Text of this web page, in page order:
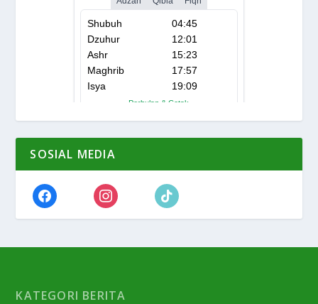
SOSIAL MEDIA
KATEGORI BERITA